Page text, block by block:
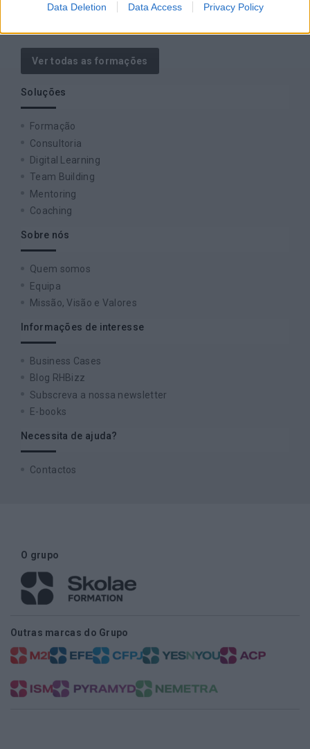
Data Deletion Data Access Privacy Policy
Ver todas as formações
Soluções
Formação
Consultoria
Digital Learning
Team Building
Mentoring
Coaching
Sobre nós
Quem somos
Equipa
Missão, Visão e Valores
Informações de interesse
Business Cases
Blog RHBizz
Subscreva a nossa newsletter
E-books
Necessita de ajuda?
Contactos
O grupo
Outras marcas do Grupo